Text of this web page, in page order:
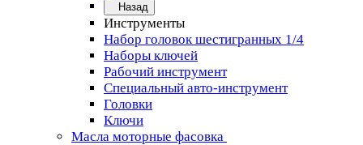
Назад
Инструменты
Набор головок шестигранных 1/4
Наборы ключей
Рабочий инструмент
Специальный авто-инструмент
Головки
Ключи
Масла моторные фасовка